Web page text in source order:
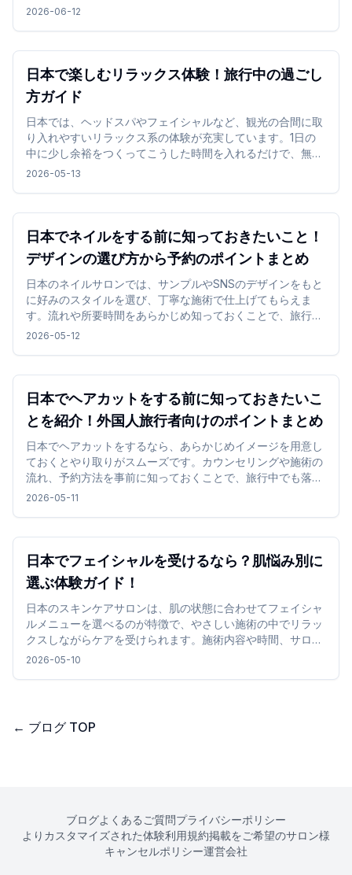
た身体を、静 かな和の空間で整える特別な体験です。
2026-06-12
日本で楽しむリラックス体験！旅行中の過ごし
方ガイド
日本では、ヘッドスパやフェイシャルなど、観光の合間に取
り入れやすいリラックス系の体験が充実しています。1日の
中に少し余裕をつくってこうした時間を入れるだけで、無理
なく気分を切り替えながら旅行を楽しめます。
2026-05-13
日本でネイルをする前に知っておきたいこと！
デザインの選び方から予約のポイントまとめ
日本のネイルサロンでは、サンプルやSNSのデザインをもと
に好みのスタイルを選び、丁寧な施術で仕上げてもらえま
す。流れや所要時間をあらかじめ知っておくことで、旅行中
でも無理なくネイル体験を楽しめます。
2026-05-12
日本でヘアカットをする前に知っておきたいこ
とを紹介！外国人旅行者向けのポイントまとめ
日本でヘアカットをするなら、あらかじめイメージを用意し
ておくとやり取りがスムーズです。カウンセリングや施術の
流れ、予約方法を事前に知っておくことで、旅行中でも落ち
着いて利用しやすくなります。
2026-05-11
日本でフェイシャルを受けるなら？肌悩み別に
選ぶ体験ガイド！
日本のスキンケアサロンは、肌の状態に合わせてフェイシャ
ルメニューを選べるのが特徴で、やさしい施術の中でリラッ
クスしながらケアを受けられます。施術内容や時間、サロン
の雰囲気を確認して選ぶことで、旅行中でも無理なく取り入
2026-05-10
← ブログ TOP
ブログよくあるご質問プライバシーポリシー
よりカスタマイズされた体験利用規約掲載をご希望のサロン様
キャンセルポリシー運営会社